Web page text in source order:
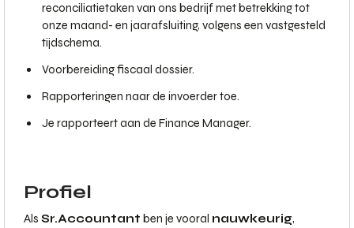
reconciliatietaken van ons bedrijf met betrekking tot
onze maand- en jaarafsluiting, volgens een vastgesteld
tijdschema.
Voorbereiding fiscaal dossier.
Rapporteringen naar de invoerder toe.
Je rapporteert aan de Finance Manager.
Profiel
Als Sr.Accountant ben je vooral nauwkeurig,